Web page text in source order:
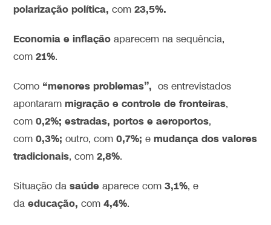
polarização política,com 23,5%.
Economia e inflação aparecem na sequência,
com21%.
Como “menores problemas”, os entrevistados
apontarammigração e controle de fronteiras,
com 0,2%; estradas, portos e aeroportos,
com0,3%;outro, com 0,7%; emudança dos valores
tradicionais, com2,8%.
Situação dasaúde aparece com3,1%, e
daeducação, com4,4%.